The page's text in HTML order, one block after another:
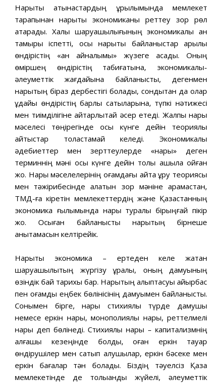
Нарықтық қатынастардың құрылымында мемлекет
тарапынан нарықтық экономиканы реттеу зор рөл
атқарады. Халық шаруашылығының экономикалық қан
тамыры іспетті, осы нарықтық байланыстар арқылы
өндірістің «қан айналымы» жүзеге асады. Оның
өміршең өндірістің табиғатына, экономикалық-
əлеуметтік жағдайына байланысты, дегенмен
нарықтың біраз дербестігі болады, сондықтан да олар
ұдайы өндірістің барлық сатыларына, түпкі нəтижесі
мен тиімділігіне айтарлықтай əсер етеді. Жалпы нарық
мəселесі төңірегінде осы күнге дейін теориялық
айтыстар толастамай келеді. Экономикалық
əдебиеттер мен зерттеулерде «нарық» деген
терминнің мəні осы күнге дейін толық ашыла қойған
жоқ. Нарық мəселелерінің қоғамдағы қайта құру теориясы
мен тəжірибесінде алатын зор мəніне қарамастан,
ТМД-ға кіретін мемлекеттердің жəне Қазақстанның
экономика ғылымында нарық туралы бірыңғай пікір
жоқ. Осыған байланысты нарықтың бірнеше
анықтамасын келтірейік.
Нарықтық экономика – ертеден келе жатқан
шаруашылықтың жүргізу құралы, оның дамуының
өзіндік бай тарихы бар. Нарықтың қалыптасуы айырбас
пен қоғамдық еңбек бөлінісінің дамуымен байланысты.
Сонымен бірге, нарық стихиялы түрде дамушы
немесе еркін нарық, монополиялы нарық, реттелмелі
нарық деп бөлінеді. Стихиялы нарық – капитализмнің
алғашқы кезеңінде болды, оған еркін тауар
өндірушілер мен сатып алушылар, еркін бəсеке мен
еркін бағалар тəн болады. Біздің тəуелсіз Қазақ
мемлекетінде де толыққанды жүйелі, əлеуметтік